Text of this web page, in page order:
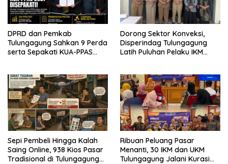
DPRD dan Pemkab
Tulungagung Sahkan 9 Perda
serta Sepakati KUA-PPAS
Dorong Sektor Konveksi,
Disperindag Tulungagung
Latih Puluhan Pelaku IKM
Sepi Pembeli Hingga Kalah
Saing Online, 938 Kios Pasar
Tradisional di Tulungagung
Ribuan Peluang Pasar
Menanti, 30 IKM dan UKM
Tulungagung Jalani Kurasi